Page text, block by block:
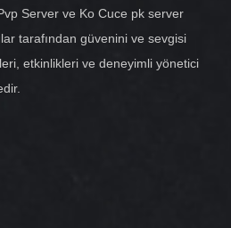
Server ve Ko Cuce pk server
tarafından güvenini ve sevgisi
etkinlikleri ve deneyimli yönetici